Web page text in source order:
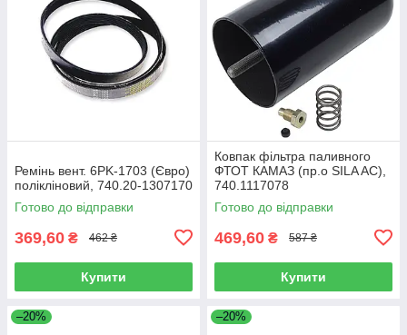
Ремінь вент. 6PK-1703 (Євро)
полікліновий, 740.20-1307170
Готово до відправки
369,60 ₴ 462 ₴
Купити
Ковпак фільтра паливного
ФТОТ КАМАЗ (пр.о SILA AC),
740.1117078
Готово до відправки
469,60 ₴ 587 ₴
Купити
–20% –20%